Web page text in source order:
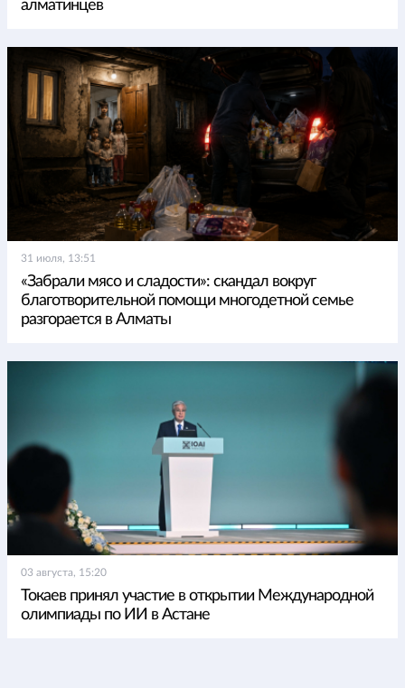
алматинцев
31 июля, 13:51
«Забрали мясо и сладости»: скандал вокруг
благотворительной помощи многодетной семье
разгорается в Алматы
03 августа, 15:20
Токаев принял участие в открытии Международной
олимпиады по ИИ в Астане